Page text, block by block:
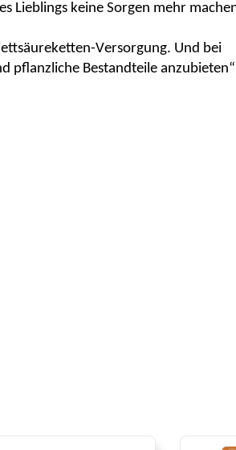
Lieblings keine Sorgen mehr
Versorgung. Und bei
pflanzliche Bestandteile anzubieten“